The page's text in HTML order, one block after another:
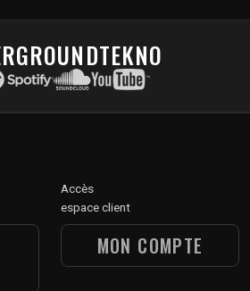
Accès
espace client
MON COMPTE